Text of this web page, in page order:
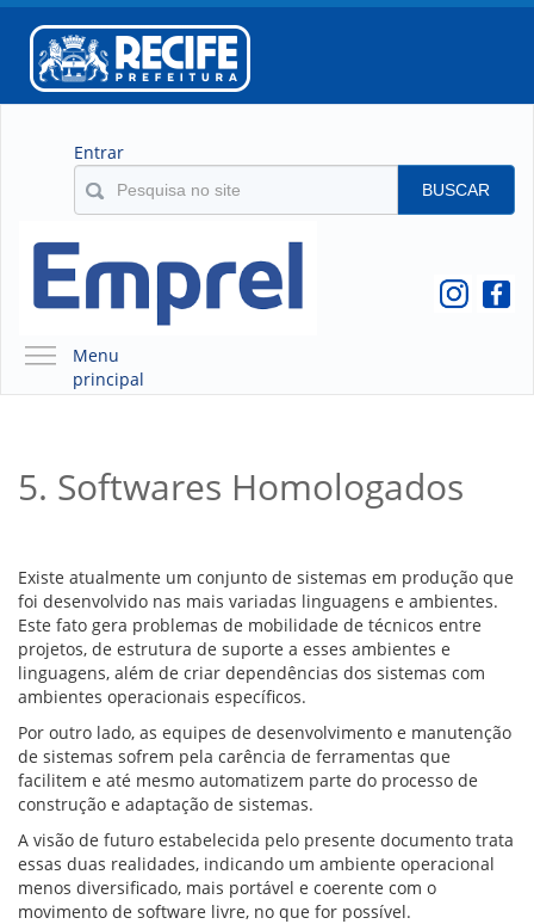
Entrar
BUSCAR
Menu
principal
QUEM SOMOS
O QUE É A EMPREL
CONSELHOS
LOCALIZAÇÃO
GESTORES
GOVERNANÇA
NOTÍCIAS
COMPRAS
COMISSÕES
LICITAÇÕES
ATAS DE REGISTRO DE PREÇOS
REGULAMENTO INTERNO DE LICITAÇÕES E
CONTRATO
5. Softwares Homologados
Existe atualmente um conjunto de sistemas em produção que
foi desenvolvido nas mais variadas linguagens e ambientes.
Este fato gera problemas de mobilidade de técnicos entre
projetos, de estrutura de suporte a esses ambientes e
linguagens, além de criar dependências dos sistemas com
ambientes operacionais específicos.
Por outro lado, as equipes de desenvolvimento e manutenção
de sistemas sofrem pela carência de ferramentas que
facilitem e até mesmo automatizem parte do processo de
construção e adaptação de sistemas.
A visão de futuro estabelecida pelo presente documento trata
essas duas realidades, indicando um ambiente operacional
menos diversificado, mais portável e coerente com o
movimento de software livre, no que for possível.